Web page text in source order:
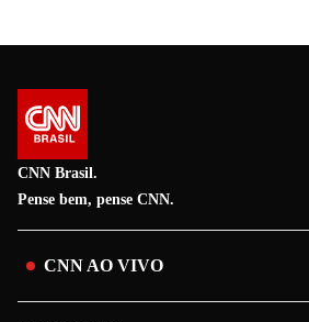
CNN Brasil.
Pense bem, pense CNN.
CNN AO VIVO